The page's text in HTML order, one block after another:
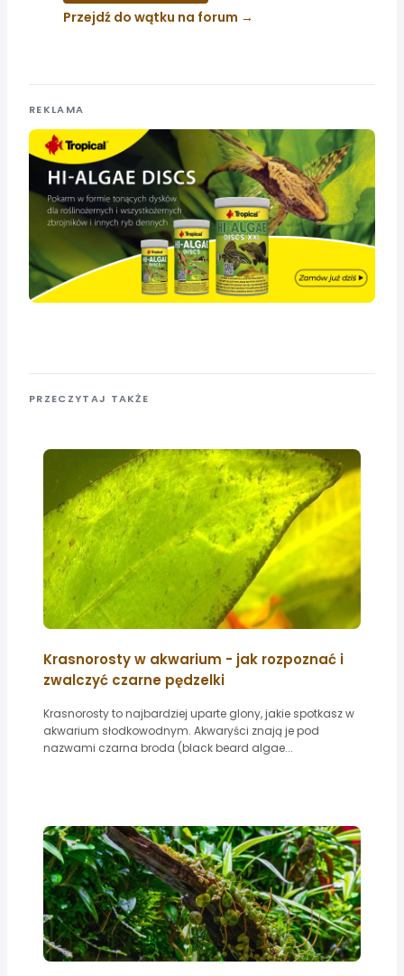
Przejdź do wątku na forum
REKLAMA
PRZECZYTAJ TAKŻE
Krasnorosty w akwarium - jak rozpoznać i
zwalczyć czarne pędzelki
Krasnorosty to najbardziej uparte glony, jakie spotkasz w
akwarium słodkowodnym. Akwaryści znają je pod
nazwami czarna broda (black beard algae...